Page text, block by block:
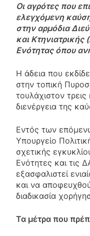
Οι αγρότες που
ελεγχόμενη
στην αρμόδια
και
Ενότητας όπου
Η άδεια που
στην τοπική
τουλάχιστον
διενέργεια της
Εντός των
Υπουργείο
σχετικής
Ενότητες και τις
εξασφαλιστεί
και να
διαδικασία
Τα μέτρα που